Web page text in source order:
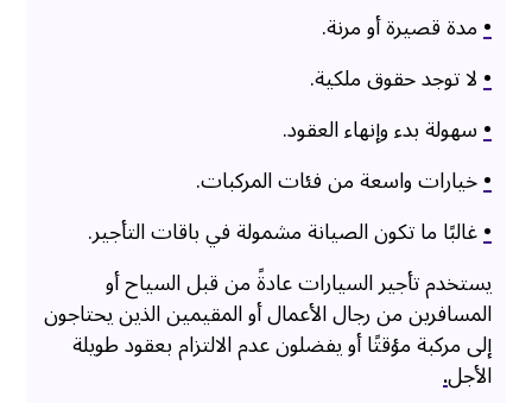
•مدة قصيرة أو مرنة.
•لا توجد حقوق ملكية.
•سهولة بدء وإنهاء العقود.
•خيارات واسعة من فئات المركبات.
•غالبًا ما تكون الصيانة مشمولة في باقات التأجير.
يستخدم تأجير السيارات عادةً من قبل السياح أو
المسافرين من رجال الأعمال أو المقيمين الذين يحتاجون
إلى مركبة مؤقتًا أو يفضلون عدم الالتزام بعقود طويلة
الأجل.